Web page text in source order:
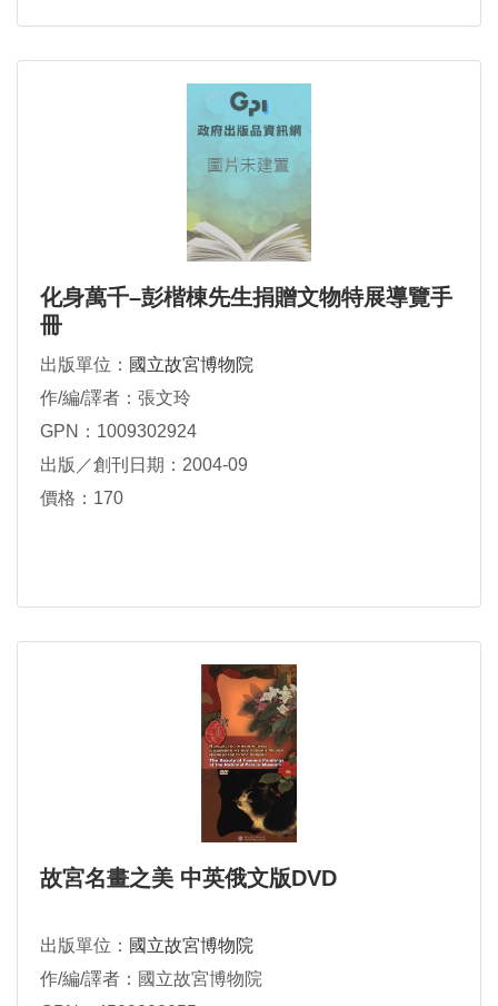
化身萬千–彭楷棟先生捐贈文物特展導覽手
冊
出版單位： 國立故宮博物院
作/編/譯者：張文玲
GPN：1009302924
出版／創刊日期：2004-09
價格：170
故宮名畫之美 中英俄文版DVD
出版單位： 國立故宮博物院
作/編/譯者：國立故宮博物院